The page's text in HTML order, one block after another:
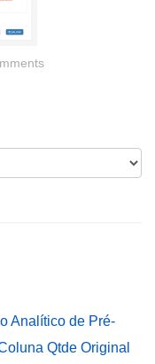
Analítico de Pré-
Qtde Original